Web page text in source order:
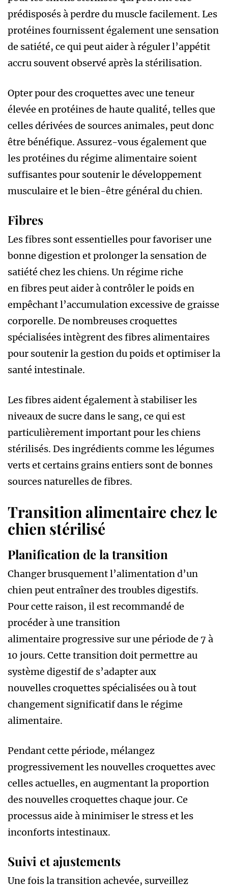
prédisposés à perdre du muscle facilement. Les
protéines fournissent également une sensation
de satiété, ce qui peut aider à réguler l’appétit
accru souvent observé après la stérilisation.
Opter pour des croquettes avec une teneur
élevée en protéines de haute qualité, telles que
celles dérivées de sources animales, peut donc
être bénéfique. Assurez-vous également que
les protéines du régime alimentaire soient
suffisantes pour soutenir le développement
musculaire et le bien-être général du chien.
Fibres
Les fibres sont essentielles pour favoriser une
bonne digestion et prolonger la sensation de
satiété chez les chiens. Un régime riche
en fibres peut aider à contrôler le poids en
empêchant l’accumulation excessive de graisse
corporelle. De nombreuses croquettes
spécialisées intègrent des fibres alimentaires
pour soutenir la gestion du poids et optimiser la
santé intestinale.
Les fibres aident également à stabiliser les
niveaux de sucre dans le sang, ce qui est
particulièrement important pour les chiens
stérilisés. Des ingrédients comme les légumes
verts et certains grains entiers sont de bonnes
sources naturelles de fibres.
Transition alimentaire chez le
chien stérilisé
Planification de la transition
Changer brusquement l’alimentation d’un
chien peut entraîner des troubles digestifs.
Pour cette raison, il est recommandé de
procéder à une transition
alimentaire progressive sur une période de 7 à
10 jours. Cette transition doit permettre au
système digestif de s’adapter aux
nouvelles croquettes spécialisées ou à tout
changement significatif dans le régime
alimentaire.
Pendant cette période, mélangez
progressivement les nouvelles croquettes avec
celles actuelles, en augmentant la proportion
des nouvelles croquettes chaque jour. Ce
processus aide à minimiser le stress et les
inconforts intestinaux.
Suivi et ajustements
Une fois la transition achevée, surveillez